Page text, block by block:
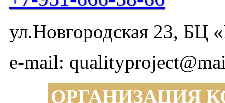
ул.Новгородская 23, БЦ
e-mail:
ОРГАНИЗАЦИЯ